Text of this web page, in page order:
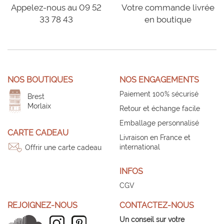
Appelez-nous au 09 52
33 78 43
Votre commande livrée
en boutique
NOS BOUTIQUES
Brest
Morlaix
CARTE CADEAU
Offrir une carte cadeau
NOS ENGAGEMENTS
Paiement 100% sécurisé
Retour et échange facile
Emballage personnalisé
Livraison en France et
international
INFOS
CGV
REJOIGNEZ-NOUS CONTACTEZ-NOUS
Un conseil sur votre